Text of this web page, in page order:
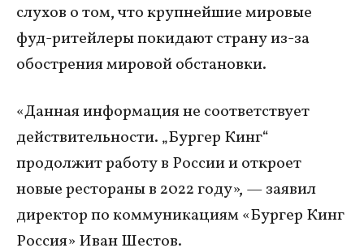
слухов о том, что крупнейшие мировые
фуд-ритейлеры покидают страну из-за
обострения мировой обстановки.
«Данная информация не соответствует
действительности. „Бургер Кинг“
продолжит работу в России и откроет
новые рестораны в 2022 году», — заявил
директор по коммуникациям «Бургер Кинг
Россия» Иван Шестов.